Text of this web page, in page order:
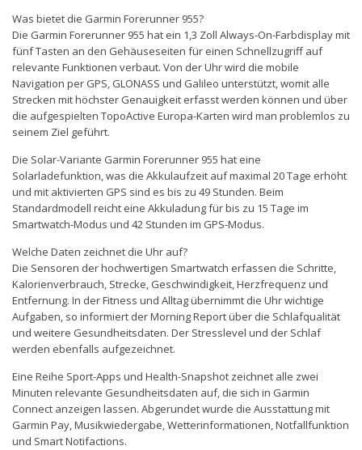
Was bietet die Garmin Forerunner 955?
Die Garmin Forerunner 955 hat ein 1,3 Zoll Always-On-Farbdisplay mit
fünf Tasten an den Gehäuseseiten für einen Schnellzugriff auf
relevante Funktionen verbaut. Von der Uhr wird die mobile
Navigation per GPS, GLONASS und Galileo unterstützt, womit alle
Strecken mit höchster Genauigkeit erfasst werden können und über
die aufgespielten TopoActive Europa-Karten wird man problemlos zu
seinem Ziel geführt.
Die Solar-Variante Garmin Forerunner 955 hat eine
Solarladefunktion, was die Akkulaufzeit auf maximal 20 Tage erhöht
und mit aktivierten GPS sind es bis zu 49 Stunden. Beim
Standardmodell reicht eine Akkuladung für bis zu 15 Tage im
Smartwatch-Modus und 42 Stunden im GPS-Modus.
Welche Daten zeichnet die Uhr auf?
Die Sensoren der hochwertigen Smartwatch erfassen die Schritte,
Kalorienverbrauch, Strecke, Geschwindigkeit, Herzfrequenz und
Entfernung. In der Fitness und Alltag übernimmt die Uhr wichtige
Aufgaben, so informiert der Morning Report über die Schlafqualität
und weitere Gesundheitsdaten. Der Stresslevel und der Schlaf
werden ebenfalls aufgezeichnet.
Eine Reihe Sport-Apps und Health-Snapshot zeichnet alle zwei
Minuten relevante Gesundheitsdaten auf, die sich in Garmin
Connect anzeigen lassen. Abgerundet wurde die Ausstattung mit
Garmin Pay, Musikwiedergabe, Wetterinformationen, Notfallfunktion
und Smart Notifactions.